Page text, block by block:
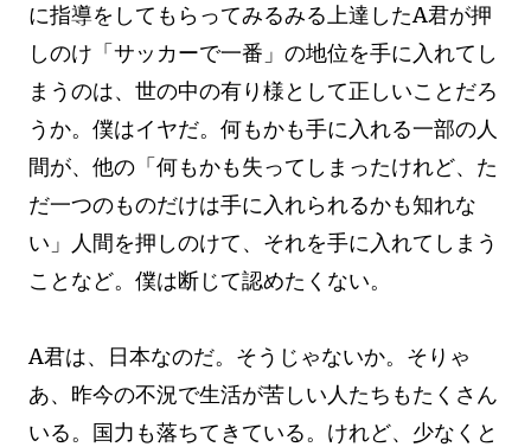
に指導をしてもらってみるみる上達したA君が押
しのけ「サッカーで一番」の地位を手に入れてし
まうのは、世の中の有り様として正しいことだろ
うか。僕はイヤだ。何もかも手に入れる一部の人
間が、他の「何もかも失ってしまったけれど、た
だ一つのものだけは手に入れられるかも知れな
い」人間を押しのけて、それを手に入れてしまう
ことなど。僕は断じて認めたくない。
A君は、日本なのだ。そうじゃないか。そりゃ
あ、昨今の不況で生活が苦しい人たちもたくさん
いる。国力も落ちてきている。けれど、少なくと